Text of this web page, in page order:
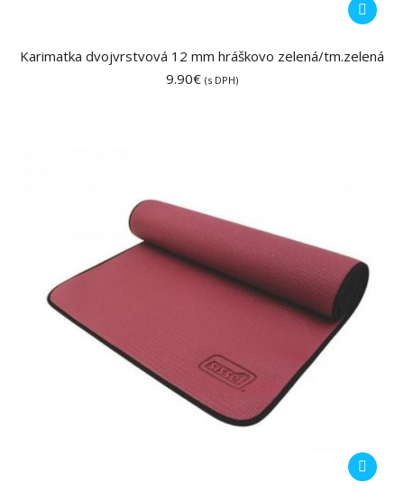
Karimatka dvojvrstvová 12 mm hráškovo zelená/tm.zelená
9.90€ (s DPH)